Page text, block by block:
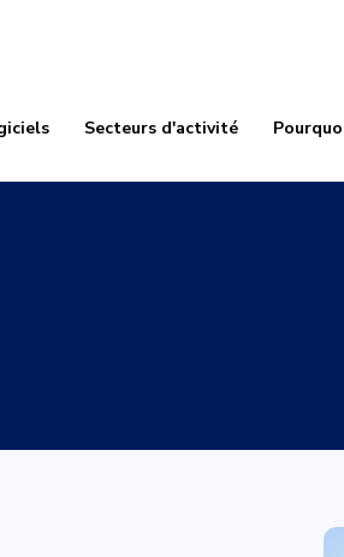
Secteurs d'activité